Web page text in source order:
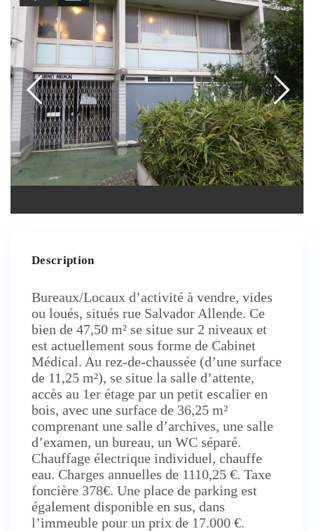
Description
Bureaux/Locaux d’activité à vendre, vides
ou loués, situés rue Salvador Allende. Ce
bien de 47,50 m² se situe sur 2 niveaux et
est actuellement sous forme de Cabinet
Médical. Au rez-de-chaussée (d’une surface
de 11,25 m²), se situe la salle d’attente,
accès au 1er étage par un petit escalier en
bois, avec une surface de 36,25 m²
comprenant une salle d’archives, une salle
d’examen, un bureau, un WC séparé.
Chauffage électrique individuel, chauffe
eau. Charges annuelles de 1110,25 €. Taxe
foncière 378€. Une place de parking est
également disponible en sus, dans
l’immeuble pour un prix de 17.000 €.